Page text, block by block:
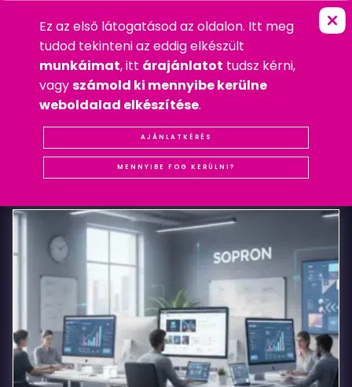
XTLAN ARTWORKS »
WEBDESIGN
2010. MÁRCIUS 30. KEDD
WEBDESIGN
#REFERENCIA
#SOPRON
KAPCSOLÓDÓBEJEGYZÉSEK
Ez az első látogatásod az oldalon. Itt meg
tudod tekinteni az eddig elkészült
munkáimat, itt árajánlatot tudsz kérni,
vagyszámold ki mennyibe kerülne
weboldalad elkészítése.
AJÁNLATKÉRÉS
MENNYIBE FOG KERÜLNI?